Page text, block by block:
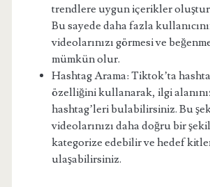
trendlere uygun içerikler
Bu sayede daha fazla
videolarınızı görmesi ve
mümkün olur.
Hashtag Arama: Tiktok’ta
özelliğini kullanarak, ilgi
hashtag’leri bulabilirsiniz. Bu
videolarınızı daha doğru bir
kategorize edebilir ve hedef
ulaşabilirsiniz.